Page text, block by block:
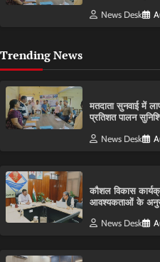
News Desk
Trending News
मतदाता सुनवाई में
प्रतिशत पालन
News Desk
कौशल विकास
आवश्यकताओं के
News Desk